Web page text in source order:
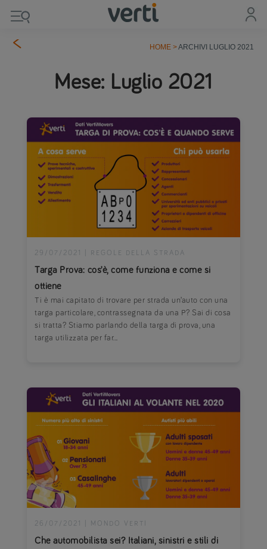
HOME>ARCHIVI LUGLIO 2021
Mese: Luglio 2021
Targa Prova: cos’è, come funziona e come si
ottiene
29/07/2021 REGOLE DELLA STRADA
Ti è mai capitato di trovare per strada un’auto con una
targa particolare, contrassegnata da una P? Sai di cosa
si tratta? Stiamo parlando della targa di prova, una
targa utilizzata per far...
Che automobilista sei? Italiani, sinistri e stili di
26/07/2021 MONDO VERTI